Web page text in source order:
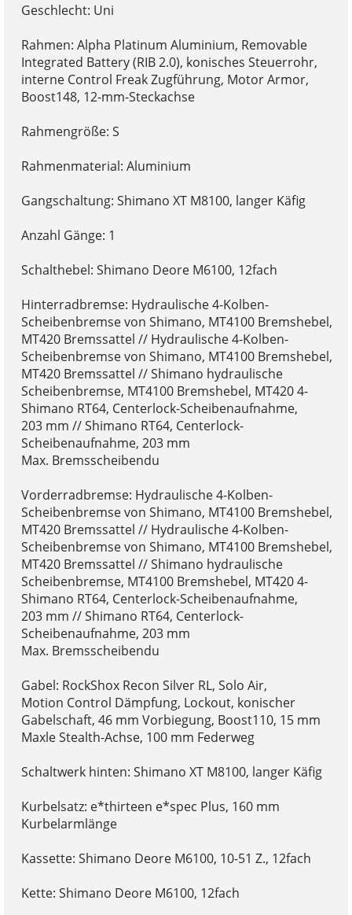
Geschlecht: Uni
Rahmen: Alpha Platinum Aluminium, Removable
Integrated Battery (RIB 2.0), konisches Steuerrohr,
interne Control Freak Zugführung, Motor Armor,
Boost148, 12-mm-Steckachse
Rahmengröße: S
Rahmenmaterial: Aluminium
Gangschaltung: Shimano XT M8100, langer Käfig
Anzahl Gänge: 1
Schalthebel: Shimano Deore M6100, 12fach
Hinterradbremse: Hydraulische 4-Kolben-
Scheibenbremse von Shimano, MT4100 Bremshebel,
MT420 Bremssattel // Hydraulische 4-Kolben-
Scheibenbremse von Shimano, MT4100 Bremshebel,
MT420 Bremssattel // Shimano hydraulische
Scheibenbremse, MT4100 Bremshebel, MT420 4-
Shimano RT64, Centerlock-Scheibenaufnahme,
203 mm // Shimano RT64, Centerlock-
Scheibenaufnahme, 203 mm
Max. Bremsscheibendu
Vorderradbremse: Hydraulische 4-Kolben-
Scheibenbremse von Shimano, MT4100 Bremshebel,
MT420 Bremssattel // Hydraulische 4-Kolben-
Scheibenbremse von Shimano, MT4100 Bremshebel,
MT420 Bremssattel // Shimano hydraulische
Scheibenbremse, MT4100 Bremshebel, MT420 4-
Shimano RT64, Centerlock-Scheibenaufnahme,
203 mm // Shimano RT64, Centerlock-
Scheibenaufnahme, 203 mm
Max. Bremsscheibendu
Gabel: RockShox Recon Silver RL, Solo Air,
Motion Control Dämpfung, Lockout, konischer
Gabelschaft, 46 mm Vorbiegung, Boost110, 15 mm
Maxle Stealth-Achse, 100 mm Federweg
Schaltwerk hinten: Shimano XT M8100, langer Käfig
Kurbelsatz: e*thirteen e*spec Plus, 160 mm
Kurbelarmlänge
Kassette: Shimano Deore M6100, 10-51 Z., 12fach
Kette: Shimano Deore M6100, 12fach